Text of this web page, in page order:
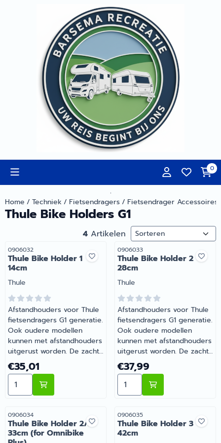
Cookievoorkeuren zijn momenteel gesloten.
0
.
Home / Techniek/ Fietsendragers/ Fietsendrager Accessoires
Thule Bike Holders G1
4 Artikelen Sorteermethode
Artikelnummer
0906032
Thule Bike Holder 1
14cm
Merk:
Thule
Afstandhouders voor Thule
fietsendragers G1 generatie.
Ook oudere modellen
kunnen met afstandhouders
uitgerust worden. De zachte
binnenkant van de klem
zorgt ervoor dat het
fietsframe niet beschadigd
wordt. De gesp past op alle
uiteinden van de
afstandhouder kunnen in
alle richtingen gedraaid
Prijs: 35,01
€35,01
Aantal kiezen voor Thule Bike Holder 1 14cm
Artikelnummer
0906033
Thule Bike Holder 2
28cm
Merk:
Thule
Afstandhouders voor Thule
fietsendragers G1 generatie.
Ook oudere modellen
kunnen met afstandhouders
uitgerust worden. De zachte
binnenkant van de klem
zorgt ervoor dat het
fietsframe niet beschadigd
wordt. De gesp past op alle
uiteinden van de
afstandhouder kunnen in
alle richtingen gedraaid
Prijs: 37,99
€37,99
Aantal kiezen voor Thule
Artikelnummer
0906034
Thule Bike Holder 2/3
33cm (for Omnibike
Artikelnummer
0906035
Thule Bike Holder 3
42cm